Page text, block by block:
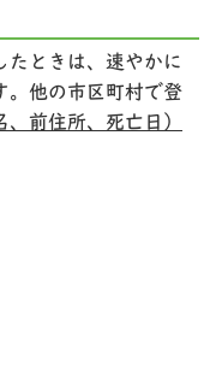
たときは、速やかに
。他の市区町村で登
前住所、死亡日）